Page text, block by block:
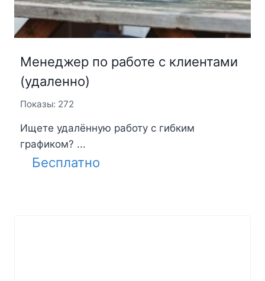
Менеджер по работе с клиентами
(удаленно)
Показы: 272
Ищете удалённую работу с гибким
графиком? ...
Бесплатно